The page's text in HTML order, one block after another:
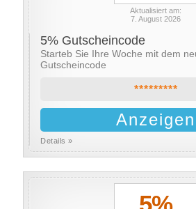
Aktualisiert am:
7. August 2026
5% Gutscheincode
Starteb Sie Ihre Woche mit dem
Gutscheincode
*********
Anzeigen
Details »
5%